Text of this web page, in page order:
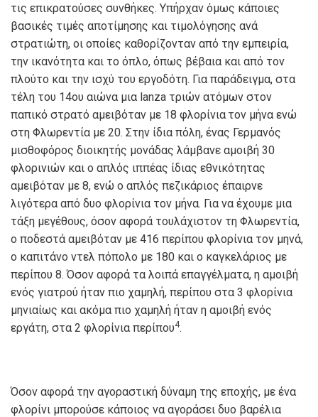
τις επικρατούσες συνθήκες. Υπήρχαν όμως κάποιες
βασικές τιμές αποτίμησης και τιμολόγησης ανά
στρατιώτη, οι οποίες καθορίζονταν από την εμπειρία,
την ικανότητα και το όπλο, όπως βέβαια και από τον
πλούτο και την ισχύ του εργοδότη. Για παράδειγμα, στα
τέλη του 14ου αιώνα μια lanza τριών ατόμων στον
παπικό στρατό αμειβόταν με 18 φλορίνια τον μήνα ενώ
στη Φλωρεντία με 20. Στην ίδια πόλη, ένας Γερμανός
μισθοφόρος διοικητής μονάδας λάμβανε αμοιβή 30
φλορινιών και ο απλός ιππέας ίδιας εθνικότητας
αμειβόταν με 8, ενώ ο απλός πεζικάριος έπαιρνε
λιγότερα από δυο φλορίνια τον μήνα. Για να έχουμε μια
τάξη μεγέθους, όσον αφορά τουλάχιστον τη Φλωρεντία,
ο ποδεστά αμειβόταν με 416 περίπου φλορίνια τον μηνά,
ο καπιτάνο ντελ πόπολο με 180 και ο καγκελάριος με
περίπου 8. Όσον αφορά τα λοιπά επαγγέλματα, η αμοιβή
ενός γιατρού ήταν πιο χαμηλή, περίπου στα 3 φλορίνια
μηνιαίως και ακόμα πιο χαμηλή ήταν η αμοιβή ενός
εργάτη, στα 2 φλορίνια περίπου4.
Όσον αφορά την αγοραστική δύναμη της εποχής, με ένα
φλορίνι μπορούσε κάποιος να αγοράσει δυο βαρέλια